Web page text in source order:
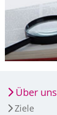
Über uns
Ziele